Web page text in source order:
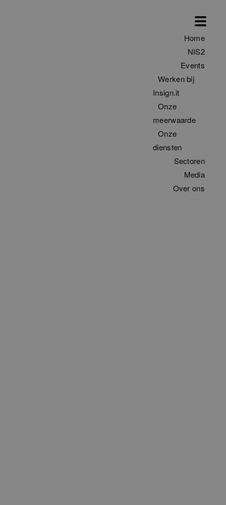
Home
NIS2
Events
Werken bij
Insign.it
Onze
meerwaarde
Onze
diensten
Sectoren
Media
Over ons